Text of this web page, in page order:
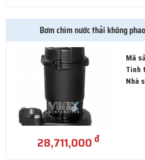
Bơm chìm nước thải không
Mã
Tình
Nhà
28,711,000đ